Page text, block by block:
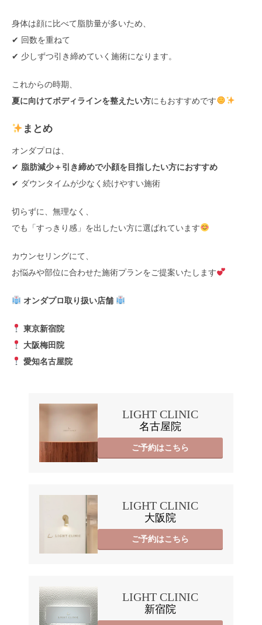
身体は顔に比べて脂肪量が多いため、
✔ 回数を重ねて
✔ 少しずつ引き締めていく施術になります。
これからの時期、
夏に向けてボディラインを整えたい方にもおすすめです
まとめ
オンダプロは、
✔ 脂肪減少＋引き締めで小顔を目指したい方におすすめ
✔ ダウンタイムが少なく続けやすい施術
切らずに、無理なく、
でも「すっきり感」を出したい方に選ばれています
カウンセリングにて、
お悩みや部位に合わせた施術プランをご提案いたします
オンダプロ取り扱い店舗
東京新宿院
大阪梅田院
愛知名古屋院
LIGHT CLINIC
名古屋院
ご予約はこちら
LIGHT CLINIC
大阪院
ご予約はこちら
LIGHT CLINIC
新宿院